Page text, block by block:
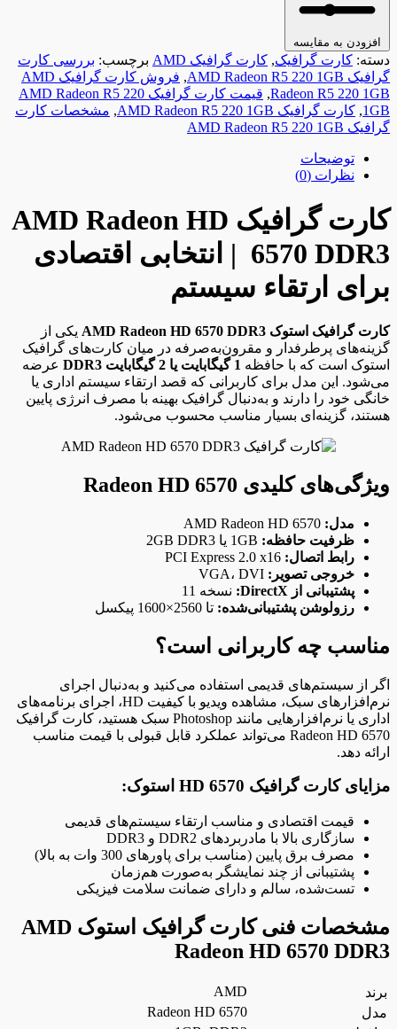
افزودن به مقایسه
دسته: کارت گرافیک, کارت گرافیک AMD برچسب: بررسی کارت
گرافیک AMD Radeon R5 220 1GB
,
فروش کارت گرافیک AMD
Radeon R5 220 1GB
,
قیمت کارت گرافیک AMD Radeon R5 220
1GB
, کارت گرافیک AMD Radeon R5 220 1GB , مشخصات کارت
گرافیک AMD Radeon R5 220 1GB
توضیحات
نظرات (0)
کارت گرافیک AMD Radeon HD
6570 DDR3 | انتخابی اقتصادی
برای ارتقاء سیستم
کارت گرافیک استوک AMD Radeon HD 6570 DDR3
یکی از
گزینه‌های پرطرفدار و مقرون‌به‌صرفه در میان کارت‌های گرافیک
استوک است که با حافظه 1 گیگابایت یا 2 گیگابایت DDR3
عرضه
می‌شود. این مدل برای کاربرانی که قصد ارتقاء سیستم اداری یا
خانگی خود را دارند و به‌دنبال گرافیک بهینه با مصرف انرژی پایین
هستند، گزینه‌ای بسیار مناسب محسوب می‌شود.
ویژگی‌های کلیدی Radeon HD 6570
مدل:
ظرفیت حافظه:
رابط اتصال:
خروجی تصویر:
پشتیبانی از DirectX:
نسخه 11
رزولوشن پشتیبانی‌شده: تا 2560×1600 پیکسل
مناسب چه کاربرانی است؟
اگر از سیستم‌های قدیمی استفاده می‌کنید و به‌دنبال اجرای
نرم‌افزارهای سبک، مشاهده ویدیو با کیفیت HD، اجرای برنامه‌های
اداری یا نرم‌افزارهایی مانند Photoshop سبک هستید، کارت گرافیک
Radeon HD 6570 می‌تواند عملکرد قابل قبولی با قیمت مناسب
ارائه دهد.
مزایای کارت گرافیک HD 6570 استوک:
قیمت اقتصادی و مناسب ارتقاء سیستم‌های قدیمی
سازگاری بالا با مادربردهای DDR2 و DDR3
مصرف برق پایین (مناسب برای پاورهای 300 وات به بالا)
پشتیبانی از چند نمایشگر به‌صورت هم‌زمان
تست‌شده، سالم و دارای ضمانت سلامت فیزیکی
مشخصات فنی کارت گرافیک استوک AMD
Radeon HD 6570 DDR3
برند
AMD
مدل
Radeon HD 6570